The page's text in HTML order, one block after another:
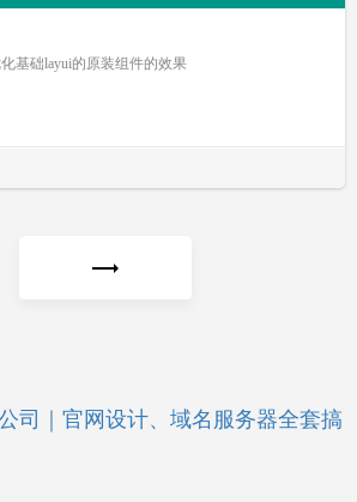
基础layui的原装组件的效果
司｜官网设计、域名服务器全套搞